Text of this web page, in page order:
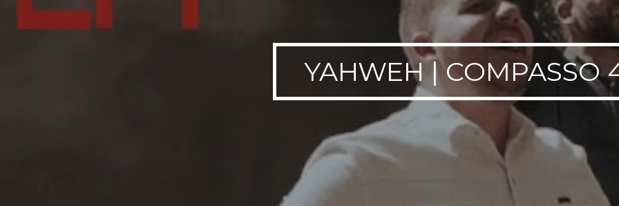
YAHWEH | COMPASSO